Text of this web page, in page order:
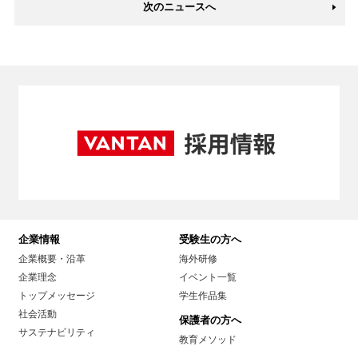
次のニュースへ
企業情報
企業概要・沿革
企業理念
トップメッセージ
社会活動
サステナビリティ
受験生の方へ
海外研修
イベント一覧
学生作品集
保護者の方へ
教育メソッド